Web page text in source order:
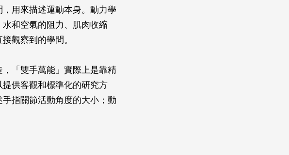
用來描述運動本身。動力學
和空氣的阻力、肌肉收縮
觀察到的學問。
「雙手萬能」實際上是靠精
供客觀和標準化的研究方
指關節活動角度的大小；動